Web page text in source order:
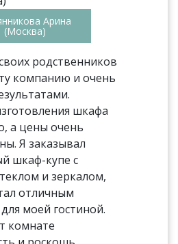
Арина
(Москва)
родственников
компанию и очень
шкафа
а цены очень
Я заказывал
шкаф-купе с
и зеркалом,
отличным
моей гостиной.
комнате